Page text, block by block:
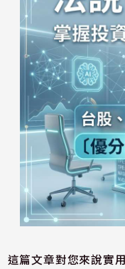
這篇文章對您來說實